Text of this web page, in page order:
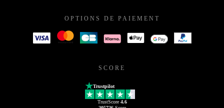
OPTIONS DE PAIEMENT
SCORE
Trustpilot
TrustScore 4.6